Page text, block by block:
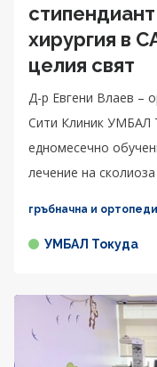
хирургия в
целия свят
Д-р Евгени Влаев –
Сити Клиник УМБАЛ
едномесечно
лечение на
гръбначна и
УМБАЛ Токуда